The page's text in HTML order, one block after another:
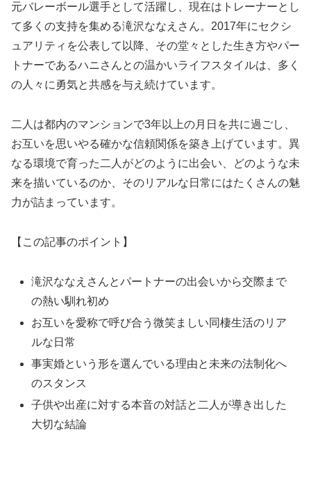
元バレーボール選手として活躍し、現在はトレーナーとし
て多くの支持を集める滝沢ななえさん。2017年にセクシ
ュアリティを公表して以降、その堂々とした生き方やパー
トナーであるハニさんとの温かいライフスタイルは、多く
の人々に勇気と共感を与え続けています。
二人は都内のマンションで3年以上の月日を共に過ごし、
お互いを思いやる確かな信頼関係を築き上げています。異
なる環境で育った二人がどのように出会い、どのような未
来を描いているのか、そのリアルな日常にはたくさんの魅
力が詰まっています。
【この記事のポイント】
滝沢ななえさんとパートナーの出会いから交際まで
の熱い馴れ初め
お互いを愛称で呼び合う微笑ましい同棲生活のリア
ルな日常
事実婚という形を選んでいる理由と未来の法制化へ
のスタンス
子供や出産に対する本音の対話と二人が導き出した
大切な結論